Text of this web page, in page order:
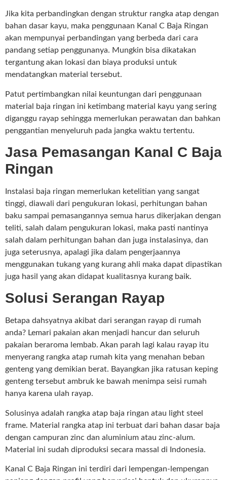
Jika kita perbandingkan dengan struktur rangka atap dengan
bahan dasar kayu, maka penggunaan Kanal C Baja Ringan
akan mempunyai perbandingan yang berbeda dari cara
pandang setiap penggunanya. Mungkin bisa dikatakan
tergantung akan lokasi dan biaya produksi untuk
mendatangkan material tersebut.
Patut pertimbangkan nilai keuntungan dari penggunaan
material baja ringan ini ketimbang material kayu yang sering
diganggu rayap sehingga memerlukan perawatan dan bahkan
penggantian menyeluruh pada jangka waktu tertentu.
Jasa Pemasangan Kanal C Baja
Ringan
Instalasi baja ringan memerlukan ketelitian yang sangat
tinggi, diawali dari pengukuran lokasi, perhitungan bahan
baku sampai pemasangannya semua harus dikerjakan dengan
teliti, salah dalam pengukuran lokasi, maka pasti nantinya
salah dalam perhitungan bahan dan juga instalasinya, dan
juga seterusnya, apalagi jika dalam pengerjaannya
menggunakan tukang yang kurang ahli maka dapat dipastikan
juga hasil yang akan didapat kualitasnya kurang baik.
Solusi Serangan Rayap
Betapa dahsyatnya akibat dari serangan rayap di rumah
anda? Lemari pakaian akan menjadi hancur dan seluruh
pakaian beraroma lembab. Akan parah lagi kalau rayap itu
menyerang rangka atap rumah kita yang menahan beban
genteng yang demikian berat. Bayangkan jika ratusan keping
genteng tersebut ambruk ke bawah menimpa seisi rumah
hanya karena ulah rayap.
Solusinya adalah rangka atap baja ringan atau light steel
frame. Material rangka atap ini terbuat dari bahan dasar baja
dengan campuran zinc dan aluminium atau zinc-alum.
Material ini sudah diproduksi secara massal di Indonesia.
Kanal C Baja Ringan ini terdiri dari lempengan-lempengan